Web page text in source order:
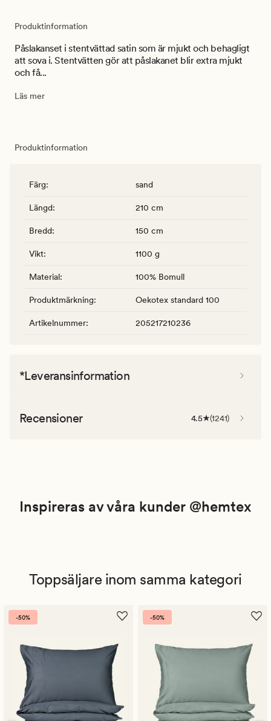
Produktinformation
Påslakanset i stentvättad satin som är mjukt och behagligt
att sova i. Stentvätten gör att påslakanet blir extra mjukt
och få...
Läs mer
Produktinformation
Färg: sand
Längd: 210 cm
Bredd: 150 cm
Vikt: 1100 g
Material: 100% Bomull
Produktmärkning: Oekotex standard 100
Artikelnummer: 205217210236
*Leveransinformation
Recensioner 4.5 (1241)
Inspireras av våra kunder @hemtex
Toppsäljare inom samma kategori
-50% -50%